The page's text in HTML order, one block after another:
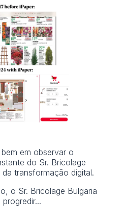
em observar o
do Sr. Bricolage
transformação digital.
o Sr. Bricolage Bulgaria